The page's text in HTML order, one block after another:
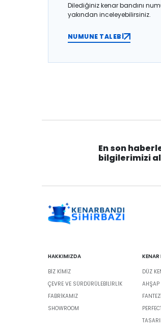
Dilediğiniz kenar bandını
yakından inceleyebilirsiniz.
NUMUNE TALEBİ
En son
bilgilerimizi
HAKKIMIZDA
BIZ KIMIZ
ÇEVRE VE SÜRDÜRÜLEBILIRLIK
FABRİKAMIZ
SHOWROOM
DÜZ
AHŞAP